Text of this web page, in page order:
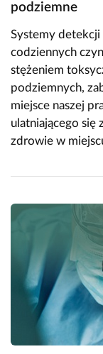
podziemne
Systemy detekcji
codziennych
stężeniem
podziemnych,
miejsce naszej
ulatniającego się
zdrowie w